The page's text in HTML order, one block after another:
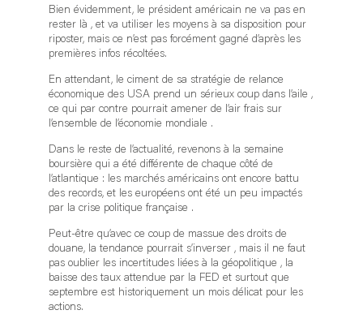
Bien évidemment, le président américain ne va pas en
rester là , et va utiliser les moyens à sa disposition pour
riposter, mais ce n’est pas forcément gagné d’après les
premières infos récoltées.
En attendant, le ciment de sa stratégie de relance
économique des USA prend un sérieux coup dans l’aile ,
ce qui par contre pourrait amener de l’air frais sur
l’ensemble de l’économie mondiale .
Dans le reste de l’actualité, revenons à la semaine
boursière qui a été différente de chaque côté de
l’atlantique : les marchés américains ont encore battu
des records, et les européens ont été un peu impactés
par la crise politique française .
Peut-être qu’avec ce coup de massue des droits de
douane, la tendance pourrait s’inverser , mais il ne faut
pas oublier les incertitudes liées à la géopolitique , la
baisse des taux attendue par la FED et surtout que
septembre est historiquement un mois délicat pour les
actions.